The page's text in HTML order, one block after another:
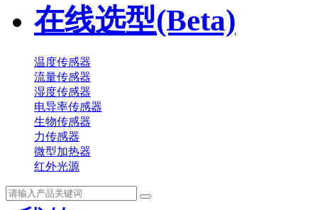
在线选型(Beta)
温度传感器
流量传感器
湿度传感器
电导率传感器
生物传感器
力传感器
微型加热器
红外光源